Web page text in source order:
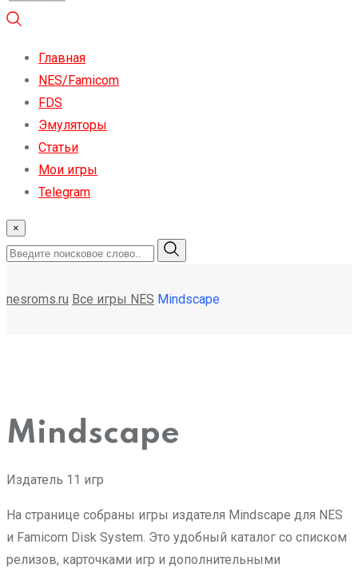
Главная
NES/Famicom
FDS
Эмуляторы
Статьи
Мои игры
Telegram
×
nesroms.ru Все игры NES Mindscape
Mindscape
Издатель 11 игр
На странице собраны игры издателя Mindscape для NES
и Famicom Disk System. Это удобный каталог со списком
релизов, карточками игр и дополнительными